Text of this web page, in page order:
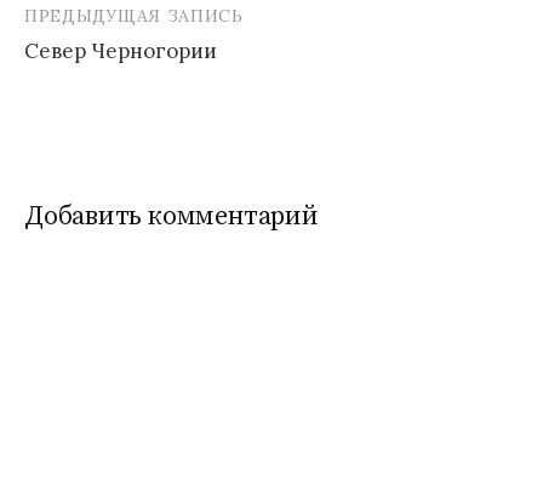
Навигация
по
ПРЕДЫДУЩАЯ ЗАПИСЬ
Север Черногории
Добавить комментарий